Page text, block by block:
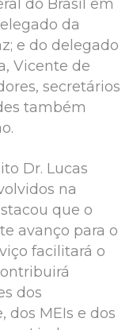
do Brasil em
da
e do delegado
Vicente de
secretários
também
Dr. Lucas
na
que o
avanço para o
facilitará o
dos
dos MEIs e dos